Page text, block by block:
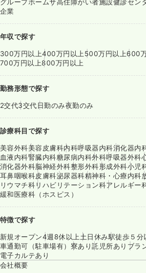
グループホームサ高住障がい者施設健診セン
企業
年収で探す
300万円以上400万円以上 500万円以上600
700万円以上800万円以上
勤務形態で探す
2交代3交代日勤のみ夜勤のみ
診療科目で探す
美容外科美容皮膚科内科呼吸器内科消化器内
血液内科腎臓内科糖尿病内科外科呼吸器外科
消化器外科脳神経外科整形外科形成外科小児
耳鼻咽喉科皮膚科泌尿器科精神科・心療内科
リウマチ科リハビリテーション科アレルギー
緩和医療科（ホスピス）
特徴で探す
新規オープン4週8休以上 土日休み駅徒歩５分
車通勤可（駐車場有） 寮あり託児所あり ブラ
電子カルテあり
会社概要